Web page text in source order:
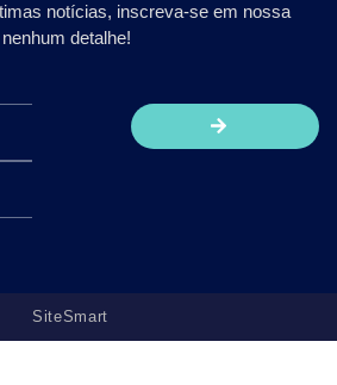
notícias, inscreva-se em nossa
detalhe!
SiteSmart